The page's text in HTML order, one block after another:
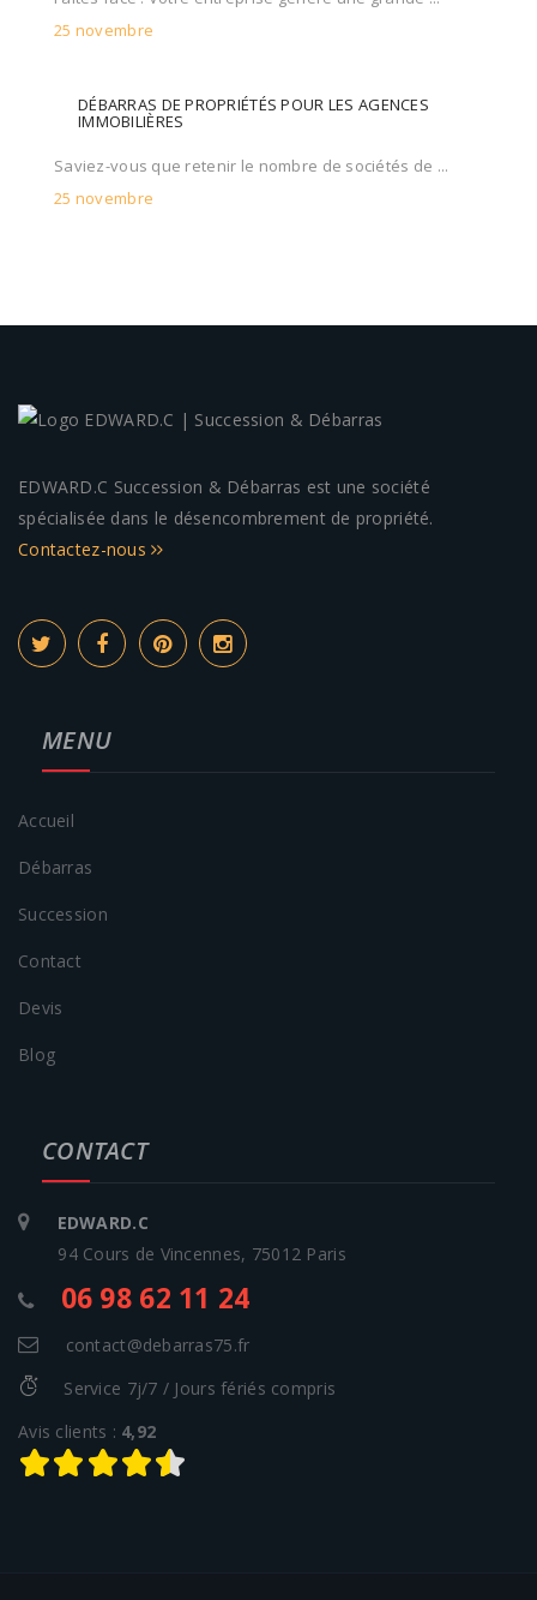
25 novembre
DÉBARRAS DE PROPRIÉTÉS POUR LES AGENCES
IMMOBILIÈRES
Saviez-vous que retenir le nombre de sociétés de ...
25 novembre
EDWARD.C Succession & Débarras est une société
spécialisée dans le désencombrement de propriété.
Contactez-nous
MENU
Accueil
Débarras
Succession
Contact
Devis
Blog
CONTACT
EDWARD.C
94 Cours de Vincennes, 75012 Paris
06 98 62 11 24
contact@debarras75.fr
Service 7j/7 / Jours fériés compris
Avis clients : 4,92